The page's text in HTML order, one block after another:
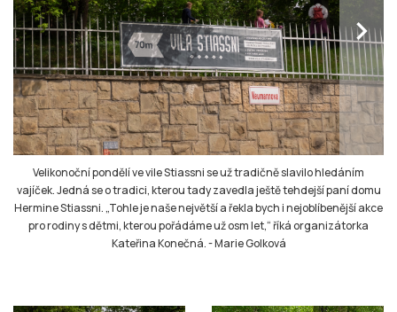
chevron_right
Velikonoční pondělí ve vile Stiassni se už tradičně slavilo hledáním
vajíček. Jedná se o tradici, kterou tady zavedla ještě tehdejší paní domu
Hermine Stiassni. „Tohle je naše největší a řekla bych i nejoblíbenější akce
pro rodiny s dětmi, kterou pořádáme už osm let,“ říká organizátorka
Kateřina Konečná.-Marie Golková